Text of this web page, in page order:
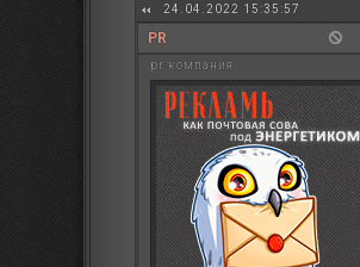
24.04.2022 15:35:57
PR
pr компания